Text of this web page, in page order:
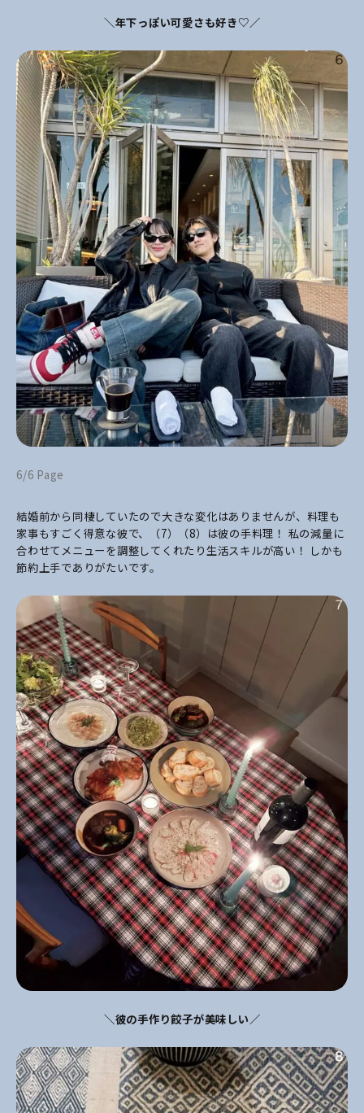
＼年下っぽい可愛さも好き♡／
6/6 Page
結婚前から同棲していたので大きな変化はありませんが、料理も
家事もすごく得意な彼で、（7）（8）は彼の手料理！ 私の減量に
合わせてメニューを調整してくれたり生活スキルが高い！ しかも
節約上手でありがたいです。
＼彼の手作り餃子が美味しい／